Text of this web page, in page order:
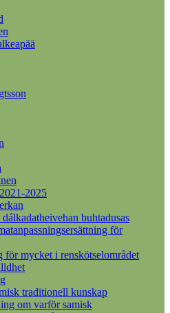
2025
buhtadusas
för
mycket i renskötselområdet
traditionell kunskap
om varför samisk